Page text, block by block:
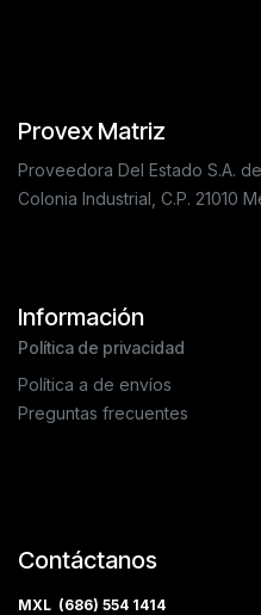
Provex Matriz
Proveedora Del Estado S.A.
Colonia Industrial, C.P. 21010
Información
Política de privacidad
Política a de envíos
Preguntas frecuentes
Contáctanos
MXL (686) 554 1414